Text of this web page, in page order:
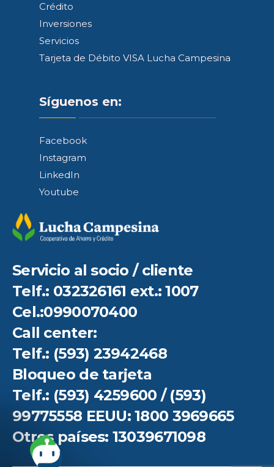
Crédito
Inversiones
Servicios
Tarjeta de Débito VISA Lucha Campesina
Síguenos en:
Facebook
Instagram
LinkedIn
Youtube
Servicio al socio / cliente
Telf.: 032326161 ext.: 1007
Cel.:0990070400
Call center:
Telf.: (593) 23942468
Bloqueo de tarjeta
Telf.: (593) 4259600 / (593)
99775558 EEUU: 1800 3969665
Otros países: 13039671098